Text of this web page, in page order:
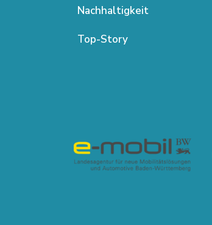
Nachhaltigkeit
Top-Story